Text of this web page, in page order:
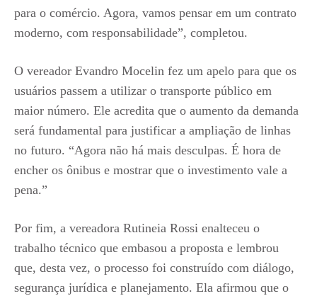
para o comércio. Agora, vamos pensar em um contrato
moderno, com responsabilidade”, completou.
O vereador Evandro Mocelin fez um apelo para que os
usuários passem a utilizar o transporte público em
maior número. Ele acredita que o aumento da demanda
será fundamental para justificar a ampliação de linhas
no futuro. “Agora não há mais desculpas. É hora de
encher os ônibus e mostrar que o investimento vale a
pena.”
Por fim, a vereadora Rutineia Rossi enalteceu o
trabalho técnico que embasou a proposta e lembrou
que, desta vez, o processo foi construído com diálogo,
segurança jurídica e planejamento. Ela afirmou que o